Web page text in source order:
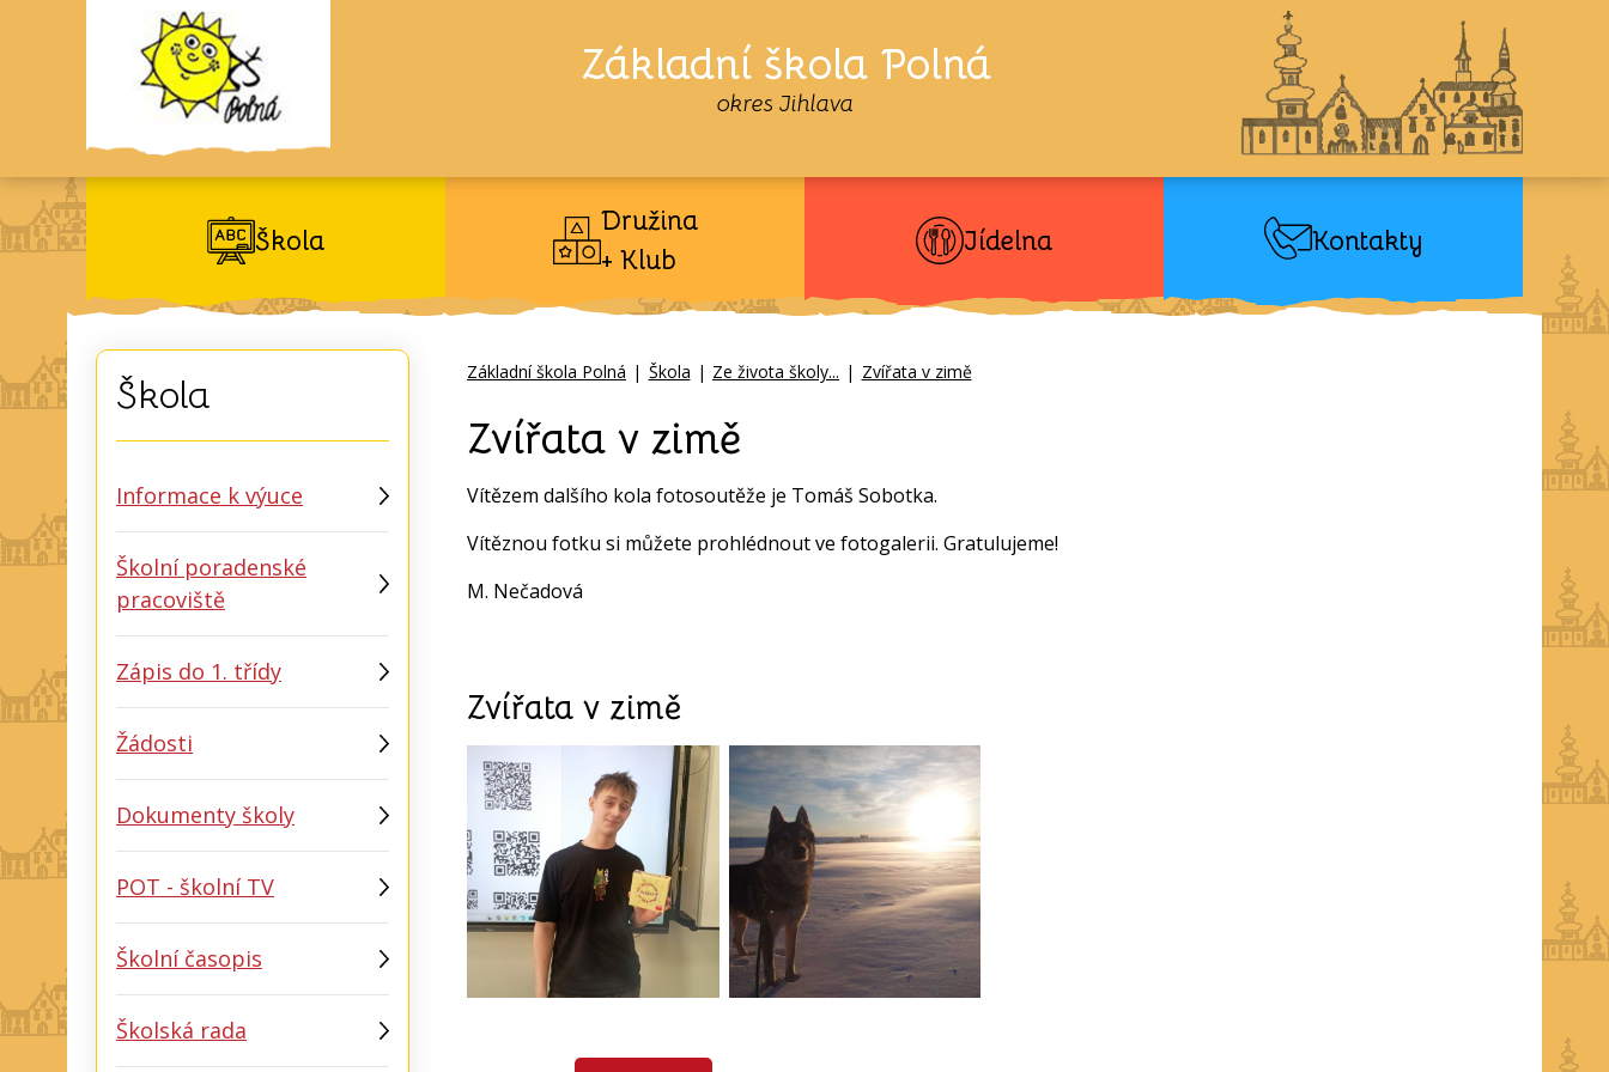
Základní škola Polná
okres Jihlava
Škola
Družina
+ Klub
Jídelna Kontakty
Základní škola Polná | Škola | Ze života školy... | Zvířata v zimě
Zvířata v zimě
Vítězem dalšího kola fotosoutěže je Tomáš Sobotka.
Vítěznou fotku si můžete prohlédnout ve fotogalerii. Gratulujeme!
M. Nečadová
Zvířata v zimě
Škola
Informace k výuce
Školní poradenské
pracoviště
Zápis do 1. třídy
Žádosti
Dokumenty školy
POT - školní TV
Školní časopis
Školská rada